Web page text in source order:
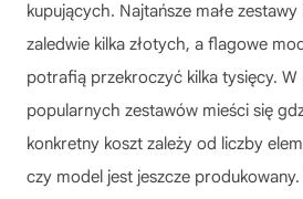
kupujących. Najtańsze małe zestawy
zaledwie kilka złotych, a flagowe
potrafią przekroczyć kilka tysięcy.
popularnych zestawów mieści się
konkretny koszt zależy od liczby
czy model jest jeszcze